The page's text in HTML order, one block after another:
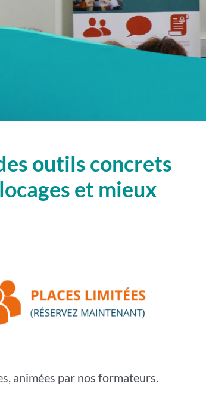
outils concrets
et mieux
animées par nos formateurs.